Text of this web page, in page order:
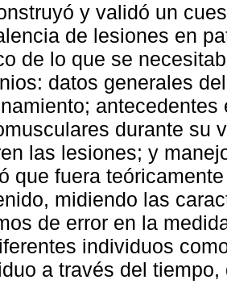
y validó un
de lesiones en
de lo que se
datos generales
durante su
las lesiones; y
que fuera
midiendo las
de error en la
individuos
a través del